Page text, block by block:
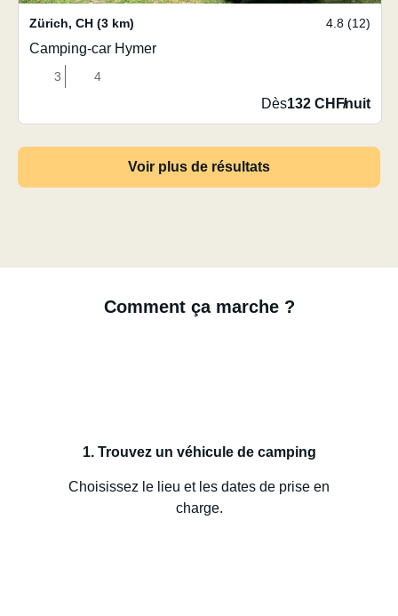
Zürich, CH (3 km) 4.8 (12)
Camping-car Hymer
3 4
Dès132 CHF/nuit
Voir plus de résultats
Comment ça marche ?
1. Trouvez un véhicule de camping
Choisissez le lieu et les dates de prise en
charge.